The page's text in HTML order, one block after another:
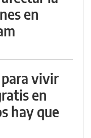
en
vivir
en
hay que